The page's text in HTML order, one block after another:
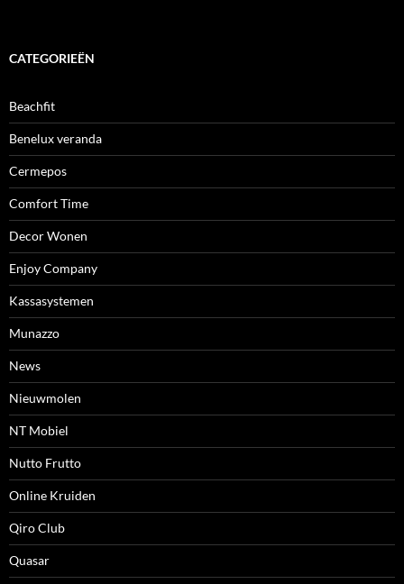
CATEGORIEËN
Beachfit
Benelux veranda
Cermepos
Comfort Time
Decor Wonen
Enjoy Company
Kassasystemen
Munazzo
News
Nieuwmolen
NT Mobiel
Nutto Frutto
Online Kruiden
Qiro Club
Quasar